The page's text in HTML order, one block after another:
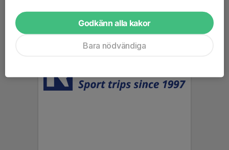
Godkänn alla kakor
Bara nödvändiga